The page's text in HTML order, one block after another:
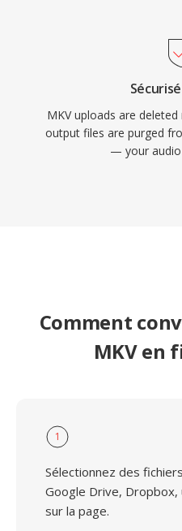
MKV uploads are
output files are purged
— your audio
Comment
MKV en
1
Sélectionnez des
Google Drive, Dropbox,
sur la page.